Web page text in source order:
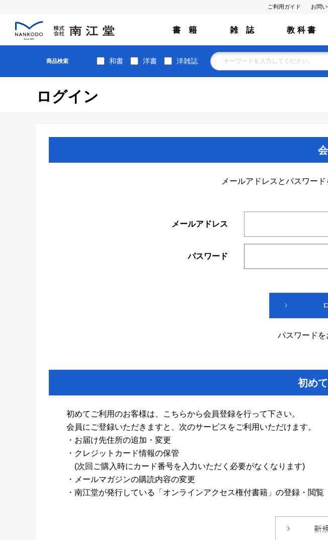
ご利用ガイド お問
書 籍 雑 誌 教 科 書
商品検索 和書 洋書 洋雑誌
ログイン
メールアドレスとパスワー
メールアドレス
パスワード
パスワード
初め
初めてご利用のお客様は、こちらから会員登録を行って下さい。
会員にご登録いただきますと、次のサービスをご利用いただけます。
・お届け先住所の追加・変更
・クレジットカード情報の保管
(次回ご購入時にカード番号を入力いただく必要がなくなります)
・メールマガジンの購読内容の変更
・南江堂が発行している「オンラインアクセス権付書籍」の登録・閲覧